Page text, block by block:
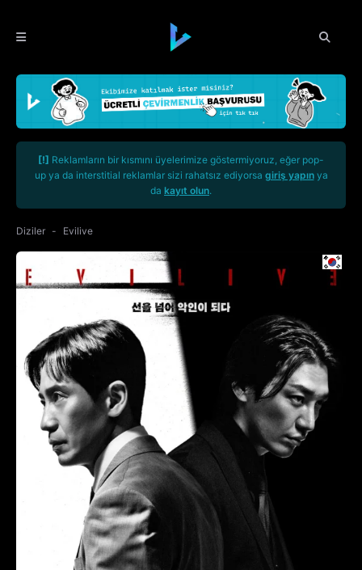
[!] Reklamların bir kısmını üyelerimize göstermiyoruz, eğer pop-
up ya da interstitial reklamlar sizi rahatsız ediyorsa giriş yapınya
da kayıt olun.
Diziler Evilive